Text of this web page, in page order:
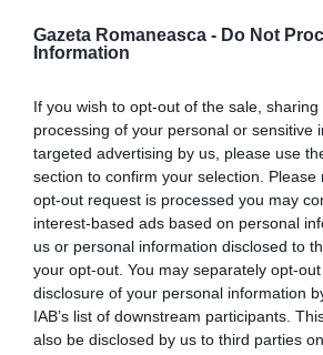
Gazeta Romaneasca - Do Not
Information
If you wish to opt-out of the sale,
processing of your personal or sensitive
targeted advertising by us, please use
section to confirm your selection.
opt-out request is processed you may
interest-based ads based on personal
us or personal information disclosed to
your opt-out. You may separately opt-
disclosure of your personal information
IAB’s list of downstream participants.
also be disclosed by us to third parties
Italia, Malta și San Marino, la
”Vă mulțumesc!”
George Bologan se
Cele șapte persoane
Sfântul Scaun și Ordinul
George Gabriel Bologan ,
(Departamentul Politică
2024. Anterior, a fost Consul